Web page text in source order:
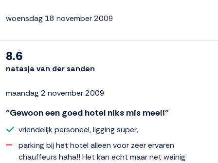
woensdag 18 november 2009
8.6
natasja van der sanden
maandag 2 november 2009
“Gewoon een goed hotel niks mis mee!!”
vriendelijk personeel, ligging super,
parking bij het hotel alleen voor zeer ervaren
chauffeurs haha!! Het kan echt maar net weinig